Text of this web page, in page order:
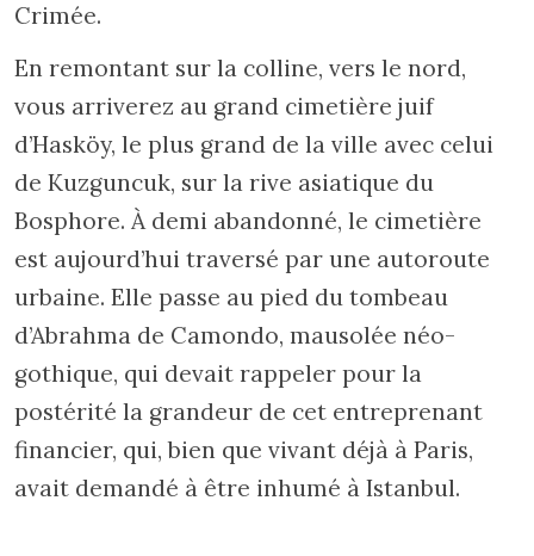
Crimée.
En remontant sur la colline, vers le nord,
vous arriverez au grand cimetière juif
d’Hasköy, le plus grand de la ville avec celui
de Kuzguncuk, sur la rive asiatique du
Bosphore. À demi abandonné, le cimetière
est aujourd’hui traversé par une autoroute
urbaine. Elle passe au pied du tombeau
d’Abrahma de Camondo, mausolée néo-
gothique, qui devait rappeler pour la
postérité la grandeur de cet entreprenant
financier, qui, bien que vivant déjà à Paris,
avait demandé à être inhumé à Istanbul.